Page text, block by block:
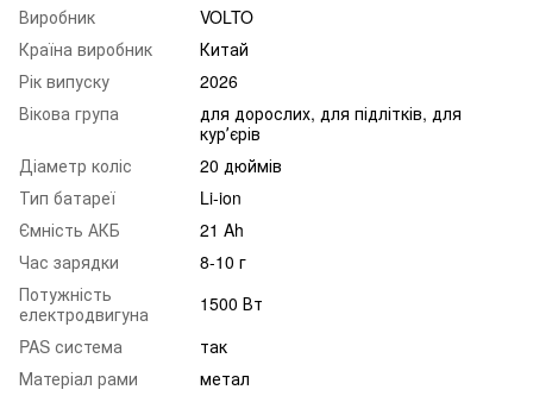
Виробник
VOLTO
Країна виробник
Китай
Рік випуску
2026
Вікова група
для дорослих, для підлітків, для
курʼєрів
Діаметр коліс
20 дюймів
Тип батареї
Li-ion
Ємність АКБ
21 Ah
Час зарядки
8-10 г
Потужність
електродвигуна
1500 Вт
PAS система
так
Матеріал рами
метал